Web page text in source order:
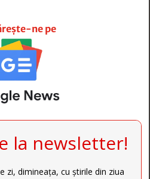
ne pe
la newsletter!
zi, dimineața, cu știrile din ziua